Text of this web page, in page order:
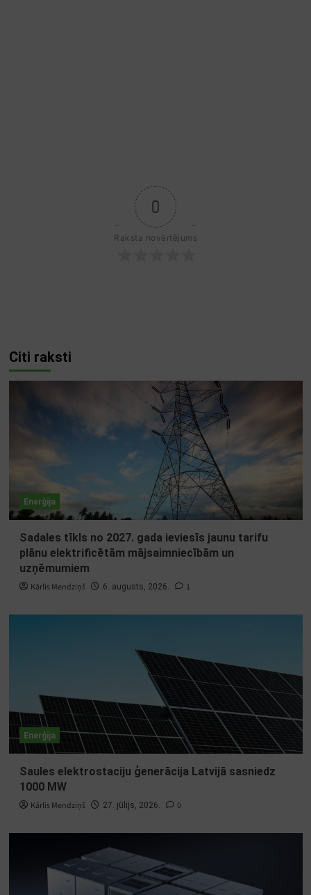
0
Raksta novērtējums
Citi raksti
Enerģija
Sadales tīkls no 2027. gada ieviesīs jaunu tarifu
plānu elektrificētām mājsaimniecībām un
uzņēmumiem
Kārlis Mendziņš 6. augusts, 2026. 1
Enerģija
Saules elektrostaciju ģenerācija Latvijā sasniedz
1000 MW
Kārlis Mendziņš 27. jūlijs, 2026. 0